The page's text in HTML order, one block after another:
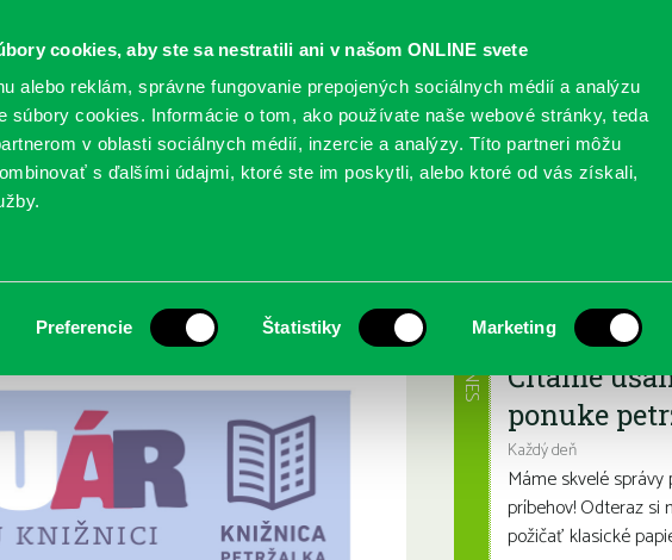
cookies, aby ste sa nestratili ani v našom ONLINE svete
alebo reklám, správne fungovanie prepojených sociálnych médií a analýzu
súbory cookies. Informácie o tom, ako používate naše webové stránky, teda
v oblasti sociálnych médií, inzercie a analýzy. Títo partneri môžu
s ďalšími údajmi, ktoré ste im poskytli, alebo ktoré od vás získali,
Preferencie Štatistiky Marketing
SLUŽBY PODUJATIA POBOČKY O KNIŽNICI
Najbližšie
Čítame
ponuke
Každý deň
Máme skvelé
príbehov! Odteraz si
požičať klasické
DNES